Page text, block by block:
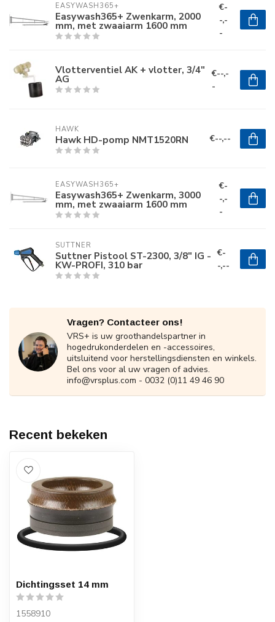
EASYWASH365+
Easywash365+ Zwenkarm, 2000
mm, met zwaaiarm 1600 mm
€-
-,-
-
Vlotterventiel AK + vlotter, 3/4"
AG
€--,-
-
HAWK
Hawk HD-pomp NMT1520RN €--,--
EASYWASH365+
Easywash365+ Zwenkarm, 3000
mm, met zwaaiarm 1600 mm
€-
-,-
-
SUTTNER
Suttner Pistool ST-2300, 3/8" IG -
KW-PROFI, 310 bar
€-
-,--
Vragen? Contacteer ons!
VRS+ is uw groothandelspartner in
hogedrukonderdelen en -accessoires,
uitsluitend voor herstellingsdiensten en winkels.
Bel ons voor al uw vragen of advies.
info@vrsplus.com - 0032 (0)11 49 46 90
Recent bekeken
Dichtingsset 14 mm
1558910